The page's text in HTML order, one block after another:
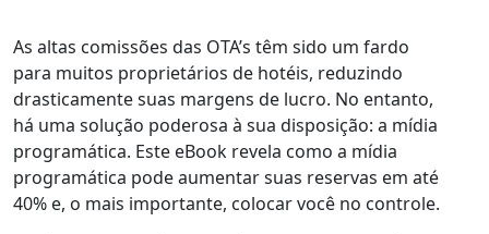
As altas comissões das OTA’s têm sido um fardo
para muitos proprietários de hotéis, reduzindo
drasticamente suas margens de lucro. No entanto,
há uma solução poderosa à sua disposição: a mídia
programática. Este eBook revela como a mídia
programática pode aumentar suas reservas em até
40% e, o mais importante, colocar você no controle.